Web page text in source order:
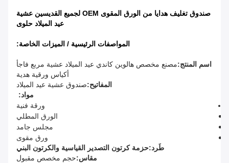
صندوق تغليف هدايا من الورق المقوى OEM لجميع القديسين عشية
عيد الميلاد حلوى
المواصفات الرئيسية / الميزات الخاصة:
اسم المنتج:مصنع مخصص هالوين كاندي عيد الميلاد عشية مربع فاجأ
أكياس ورقية هدية
المفاتيح:صندوق عشية عيد الميلاد
مواد:
ورقة فنية
الورق المطلي
مجلس جامد
ورق مقوى
طَرد:حزمة كرتون التصدير القياسية والكرتون البني
مقاس:حجم مخصص مقبول